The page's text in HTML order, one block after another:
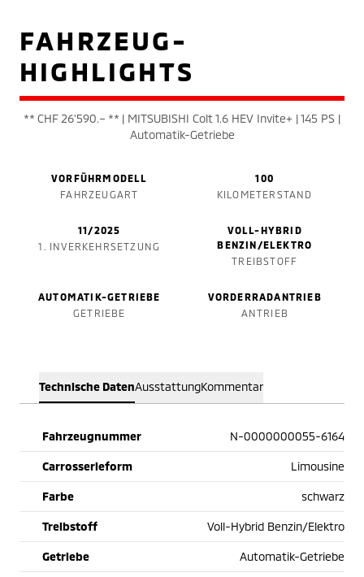
FAHRZEUG-
HIGHLIGHTS
** CHF 26'590.– ** | MITSUBISHI Colt 1.6 HEV Invite+ | 145 PS |
Automatik-Getriebe
VORFÜHRMODELL
FAHRZEUGART
100
KILOMETERSTAND
11/2025
1. INVERKEHRSETZUNG
VOLL-HYBRID
BENZIN/ELEKTRO
TREIBSTOFF
AUTOMATIK-GETRIEBE
GETRIEBE
VORDERRADANTRIEB
ANTRIEB
Technische DatenAusstattungKommentar
Fahrzeugnummer N-0000000055-6164
Carrosserieform Limousine
Farbe schwarz
Treibstoff Voll-Hybrid Benzin/Elektro
Getriebe Automatik-Getriebe